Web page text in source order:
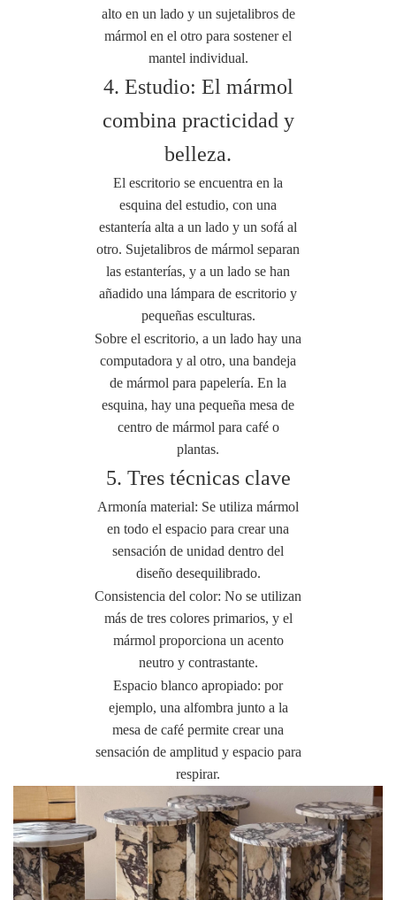
alto en un lado y un sujetalibros de
mármol en el otro para sostener el
mantel individual.
4. Estudio: El mármol
combina practicidad y
belleza.
El escritorio se encuentra en la
esquina del estudio, con una
estantería alta a un lado y un sofá al
otro. Sujetalibros de mármol separan
las estanterías, y a un lado se han
añadido una lámpara de escritorio y
pequeñas esculturas.
Sobre el escritorio, a un lado hay una
computadora y al otro, una bandeja
de mármol para papelería. En la
esquina, hay una pequeña mesa de
centro de mármol para café o
plantas.
5. Tres técnicas clave
Armonía material: Se utiliza mármol
en todo el espacio para crear una
sensación de unidad dentro del
diseño desequilibrado.
Consistencia del color: No se utilizan
más de tres colores primarios, y el
mármol proporciona un acento
neutro y contrastante.
Espacio blanco apropiado: por
ejemplo, una alfombra junto a la
mesa de café permite crear una
sensación de amplitud y espacio para
respirar.